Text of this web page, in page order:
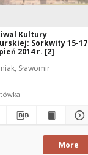
Kultury
Sorkwity 15-17
2014 r. [2]
Sławomir
More